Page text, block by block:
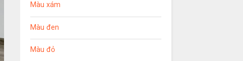
Màu xám
Màu đen
Màu đỏ